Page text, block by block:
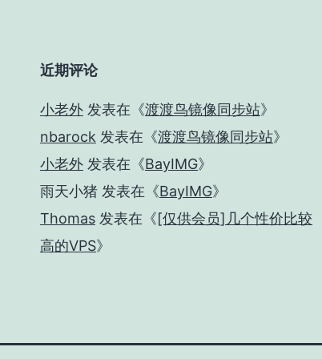
近期评论
小老外 发表在《渡渡鸟镜像同步站》
nbarock 发表在《渡渡鸟镜像同步站》
小老外 发表在《BayIMG》
雨天小猪 发表在《BayIMG》
Thomas 发表在《[仅供会员]几个性价比较
高的VPS》